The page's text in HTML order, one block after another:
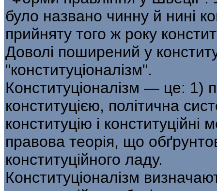
було названо чинну й нині
прийняту того ж року
Доволі поширений у
"конституціоналізм".
Конституціоналізм — це: 1)
конституцією, політична
конституцію і
правова теорія, що
конституційного ладу.
Конституціоналізм